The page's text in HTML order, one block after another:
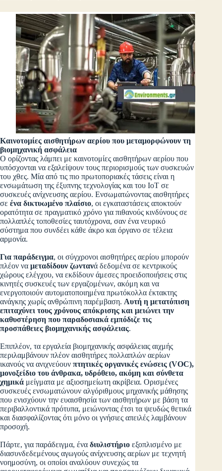
Καινοτομίες αισθητήρων αερίου που μεταμορφώνουν τη
βιομηχανική ασφάλεια
Ο ορίζοντας λάμπει με καινοτομίες αισθητήρων αερίου που
υπόσχονται να εξαλείψουν τους περιορισμούς των συσκευών
του χθες. Μία από τις πιο πρωτοποριακές τάσεις είναι η
ενσωμάτωση της έξυπνης τεχνολογίας και του IoT σε
συσκευές ανίχνευσης αερίου. Ενσωματώνοντας αισθητήρες
σε ένα δικτυωμένο πλαίσιο, οι εγκαταστάσεις αποκτούν
ορατότητα σε πραγματικό χρόνο για πιθανούς κινδύνους σε
πολλαπλές τοποθεσίες ταυτόχρονα, σαν ένα νευρικό
σύστημα που συνδέει κάθε άκρο και όργανο σε τέλεια
αρμονία.
Για παράδειγμα, οι σύγχρονοι αισθητήρες αερίου μπορούν
πλέον να μεταδίδουν ζωντανά δεδομένα σε κεντρικούς
χώρους ελέγχου, να εκδίδουν άμεσες προειδοποιήσεις στις
κινητές συσκευές των εργαζομένων, ακόμη και να
ενεργοποιούν αυτοματοποιημένα πρωτόκολλα έκτακτης
ανάγκης χωρίς ανθρώπινη παρέμβαση. Αυτή η μετατόπιση
επιταχύνει τους χρόνους απόκρισης και μειώνει την
καθυστέρηση που παραδοσιακά εμπόδιζε τις
προσπάθειες βιομηχανικής ασφάλειας.
Επιπλέον, τα εργαλεία βιομηχανικής ασφάλειας αιχμής
περιλαμβάνουν πλέον αισθητήρες πολλαπλών αερίων
ικανούς να ανιχνεύουν πτητικές οργανικές ενώσεις (VOC),
μονοξείδιο του άνθρακα, υδρόθειο, ακόμη και σύνθετα
χημικά μείγματα με αξιοσημείωτη ακρίβεια. Ορισμένες
συσκευές ενσωματώνουν αλγόριθμους μηχανικής μάθησης
που ενισχύουν την ευαισθησία των αισθητήρων με βάση τα
περιβαλλοντικά πρότυπα, μειώνοντας έτσι τα ψευδώς θετικά
και διασφαλίζοντας ότι μόνο οι γνήσιες απειλές λαμβάνουν
προσοχή.
Πάρτε, για παράδειγμα, ένα διυλιστήριο εξοπλισμένο με
διασυνδεδεμένους αγωγούς ανίχνευσης αερίων με τεχνητή
νοημοσύνη, οι οποίοι αναλύουν συνεχώς τα